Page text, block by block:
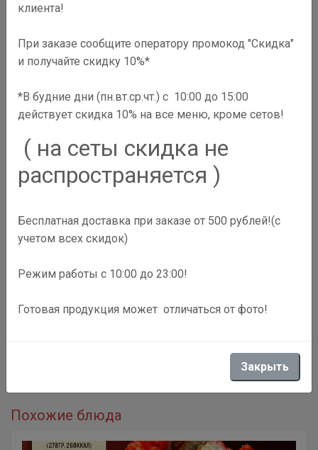
280₽ В корзину
Острый ролл с лососем, болгарским перцем и огурцом
Похожие блюда
клиента!
При заказе сообщите оператору промокод "Скидка"
и получайте скидку 10%*
*В будние дни (пн.вт.ср.чт.) с 10:00 до 15:00
действует скидка 10% на все меню, кроме сетов!
( на сеты скидка не
распространяется )
Бесплатная доставка при заказе от 500 рублей!(с
учетом всех скидок)
Режим работы с 10:00 до 23:00!
Готовая продукция может отличаться от фото!
Закрыть